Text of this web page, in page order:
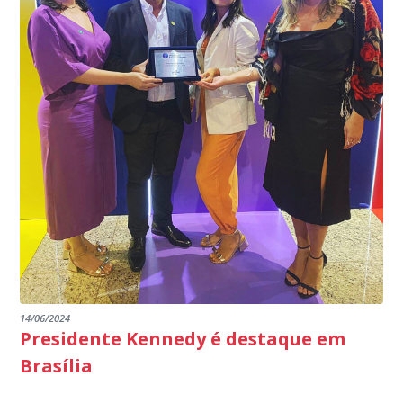
14/06/2024
Presidente Kennedy é destaque em
Brasília